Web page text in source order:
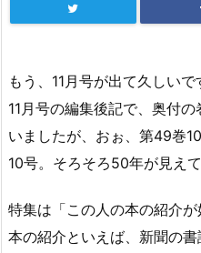
もう、11月号が出て久しいで
11月号の編集後記で、奥付
いましたが、おぉ、第49巻
10号。そろそろ50年が見えて
特集は「この人の本の紹介が
本の紹介といえば、新聞の